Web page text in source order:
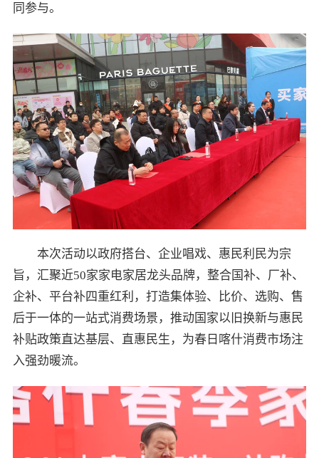
同参与。
本次活动以政府搭台、企业唱戏、惠民利民为宗
旨，汇聚近50家家电家居龙头品牌，整合国补、厂补、
企补、平台补四重红利，打造集体验、比价、选购、售
后于一体的一站式消费场景，推动国家以旧换新与惠民
补贴政策直达基层、直惠民生，为春日喀什消费市场注
入强劲暖流。